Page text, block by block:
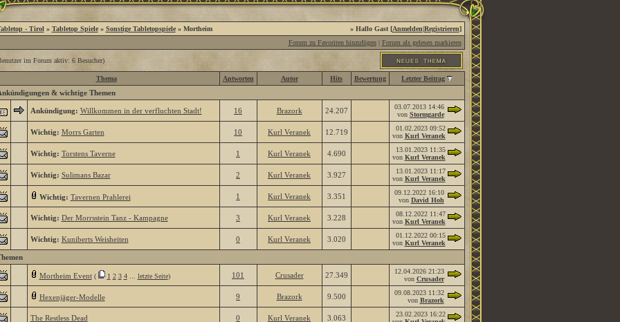
- Tirol » Tabletop Spiele» Sonstige Tabletopspiele» Mortheim » Hallo Gast [Anmelden|Registrieren]
Forum zu Favoriten hinzufügen| Forum als gelesen markieren
im Forum aktiv: 6 Besucher)
Thema Antworten Autor Hits Bewertung Letzter Beitrag
& wichtige Themen
Ankündigung: Willkommen in der verfluchten Stadt! 16 Brazork 24.207 03.07.2013 14:46
von Stormgarde
Wichtig: Morrs Garten 10 Kurl Veranek 12.719 01.02.2023 09:52
von Kurl Veranek
Wichtig: Torstens Taverne 1 Kurl Veranek 4.690 13.01.2023 11:35
von Kurl Veranek
Wichtig: Sulimans Bazar 2 Kurl Veranek 3.927 13.01.2023 11:17
von Kurl Veranek
Wichtig: Tavernen Prahlerei 1 Kurl Veranek 3.351 09.12.2022 16:10
von David Hoh
Wichtig: Der Morrsstein Tanz - Kampagne 3 Kurl Veranek 3.228 08.12.2022 11:47
von Kurl Veranek
Wichtig: Kuniberts Weisheiten 0 Kurl Veranek 3.020 01.12.2022 00:15
von Kurl Veranek
Mortheim Event( 1 2 3 4... letzte Seite) 101 Crusader 27.349 12.04.2026 21:23
von Crusader
Hexenjäger-Modelle 9 Brazork 9.500 09.08.2023 11:32
von Brazork
The Restless Dead 0 Kurl Veranek 3.063 23.02.2023 16:22